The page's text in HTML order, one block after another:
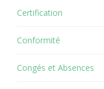
Certification
Conformité
Congés et Absences